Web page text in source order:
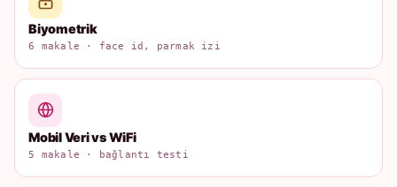
Biyometrik
6 makale · face id, parmak izi
Mobil Veri vs WiFi
5 makale · bağlantı testi